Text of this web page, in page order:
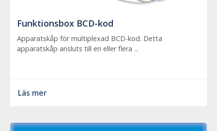
Funktionsbox BCD-kod
Apparatskåp för multiplexad BCD-kod. Detta
apparatskåp ansluts till en eller flera ...
Läs mer